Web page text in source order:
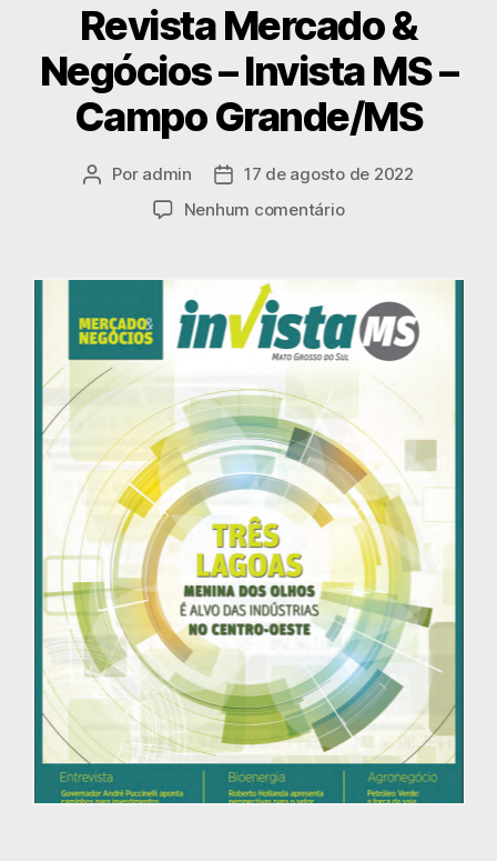
Revista Mercado &
Negócios – Invista MS –
Campo Grande/MS
Por admin
17 de agosto de 2022
Nenhum comentário